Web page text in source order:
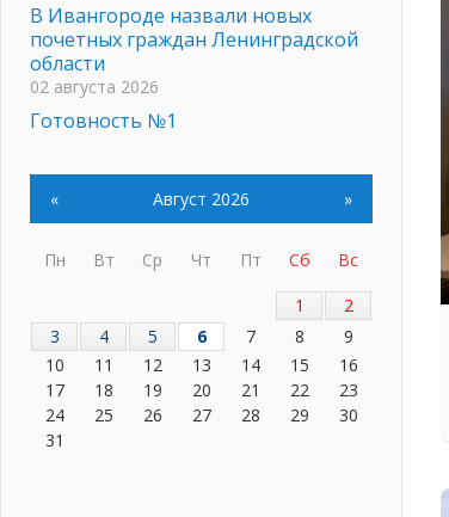
В Ивангороде назвали новых
почетных граждан Ленинградской
области
02 августа 2026
Готовность №1
Километровые столбы «Дороги
жизни» отправили на реставрацию
02 августа 2026
Ленобласть внедрила передовую
В Ивангороде появилась
«Избушка-воробушка»
02 августа 2026
Юхла, мука, кантеле и Водяной
01 августа 2026
« Август 2026 »
Пн Вт Ср Чт Пт Сб
Вс
1
2
3
4 5 6 7 8
9
10
11 12 13 14 15
16
17
18 19 20 21 22
23
24
25 26 27 28 29
30
31